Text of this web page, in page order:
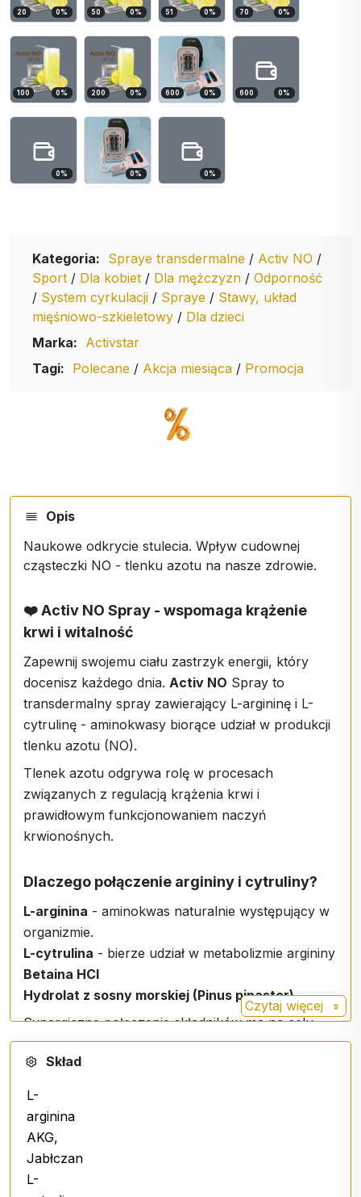
20 0% 50 0% 51 0% 70 0%
100 0% 200 0% 600 0% 600 0%
0% 0% 0%
Kategoria: Spraye transdermalne / Activ NO /
Sport / Dla kobiet / Dla mężczyzn / Odporność
/ System cyrkulacji / Spraye / Stawy, układ
mięśniowo-szkieletowy / Dla dzieci
Marka: Activstar
Tagi: Polecane / Akcja miesiąca / Promocja
Opis
Naukowe odkrycie stulecia. Wpływ cudownej
cząsteczki NO - tlenku azotu na nasze zdrowie.
❤️ Activ NO Spray - wspomaga krążenie
krwi i witalność
Zapewnij swojemu ciału zastrzyk energii, który
docenisz każdego dnia. Activ NO Spray to
transdermalny spray zawierający L-argininę i L-
cytrulinę - aminokwasy biorące udział w produkcji
tlenku azotu (NO).
Tlenek azotu odgrywa rolę w procesach
związanych z regulacją krążenia krwi i
prawidłowym funkcjonowaniem naczyń
krwionośnych.
Dlaczego połączenie argininy i cytruliny?
L-arginina - aminokwas naturalnie występujący w
organizmie.
L-cytrulina - bierze udział w metabolizmie argininy
Betaina HCl
Hydrolat z sosny morskiej (Pinus pinaster)
Synergiczne połączenie składników ma na celu
wspieranie aktywnego stylu życia i witalności.
Praktyczna forma transdermalna
Spray jest stosowany bezpośrednio na skórę,
dzięki czemu jest łatwy i wygodny w użyciu bez
konieczności połykania kapsułek lub tabletek.
Zalecane dawkowanie:
Czytaj więcej
Skład
L-
arginina
AKG,
Jabłczan
L-